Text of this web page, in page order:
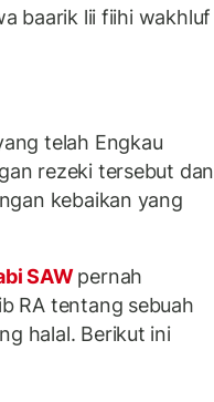
baarik lii fiihi wakhluf
telah Engkau
rezeki tersebut dan
kebaikan yang
SAWpernah
RA tentang sebuah
halal. Berikut ini